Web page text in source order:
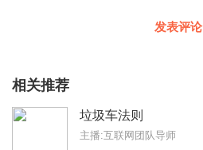
发表评论
相关推荐
垃圾车法则
主播:互联网团队导师